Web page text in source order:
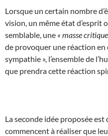
Lorsque un certain nombre
vision, un même état d’esprit
semblable, une « masse
de provoquer une réaction
sympathie », l’ensemble de
que prendra cette réaction
La seconde idée proposée
commencent à réaliser que